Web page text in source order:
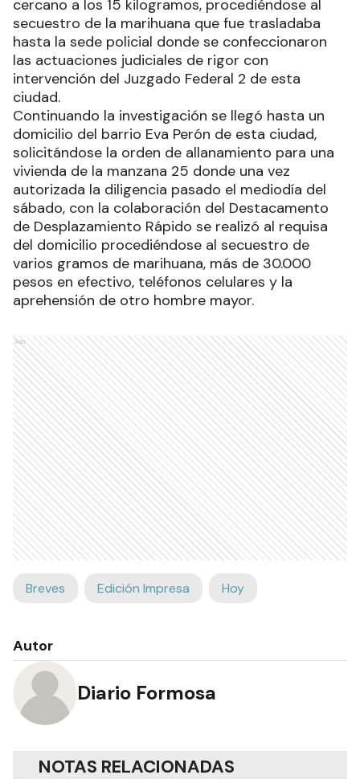
cercano a los 15 kilogramos, procediéndose al
secuestro de la marihuana que fue trasladaba
hasta la sede policial donde se confeccionaron
las actuaciones judiciales de rigor con
intervención del Juzgado Federal 2 de esta
ciudad.
Continuando la investigación se llegó hasta un
domicilio del barrio Eva Perón de esta ciudad,
solicitándose la orden de allanamiento para una
vivienda de la manzana 25 donde una vez
autorizada la diligencia pasado el mediodía del
sábado, con la colaboración del Destacamento
de Desplazamiento Rápido se realizó al requisa
del domicilio procediéndose al secuestro de
varios gramos de marihuana, más de 30.000
pesos en efectivo, teléfonos celulares y la
aprehensión de otro hombre mayor.
Ads
Breves Edición Impresa Hoy
Autor
Diario Formosa
NOTAS RELACIONADAS